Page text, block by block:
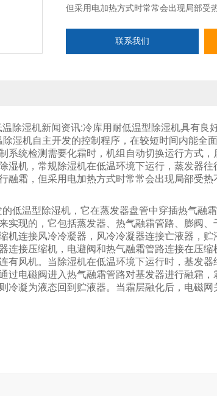
但采用电加热方式时常常会出现局部受
联系我们
温除湿机新闻资讯:冷库用耐低温型除湿机具有良
湿机自主开发的控制程序，在较短时间内能全
系统检测需要化霜时，机组自动切换运行方式
湿机，常规除湿机在低温环境下运行，蒸发器往
融霜，但采用电加热方式时常常会出现局部受
的低温型除湿机，它在蒸发器盘管中穿插热气融
实现的，它包括蒸发器、热气融霜管路、膨阀
机连接风冷冷凝器，风冷冷凝器连接亡液器，
连接压缩机，电避阀和热气融霜管路连接在压
有风机。当除湿机在低温环境下运行时，基发
过电磁阀进入热气融霜管路对基发器进行融霜
凝为液态回到贮液器。当霜层融化后，电磁网